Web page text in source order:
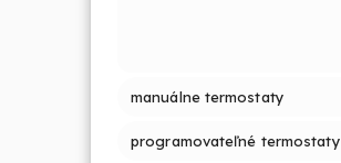
manuálne termostaty
programovateľné termostaty